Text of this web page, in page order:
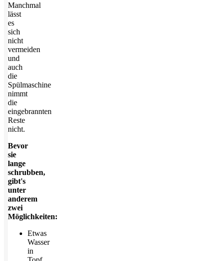
Manchmal
lässt
es
sich
nicht
vermeiden
und
auch
die
Spülmaschine
nimmt
die
eingebrannten
Reste
nicht.
Bevor
sie
lange
schrubben,
gibt's
unter
anderem
zwei
Möglichkeiten:
Etwas
Wasser
in